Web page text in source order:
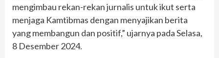
mengimbau rekan-rekan jurnalis untuk ikut serta
menjaga Kamtibmas dengan menyajikan berita
yang membangun dan positif,” ujarnya pada Selasa,
8 Desember 2024.